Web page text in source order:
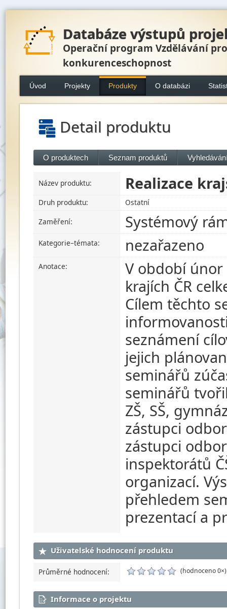
Databáze výstupů
Operační program Vzdělávání pro
konkurenceschopnost
Úvod Projekty Produkty O databázi
Detail produktu
O produktech Seznam produktů
Název produktu: Realizace
Druh produktu:
Ostatní
Zaměření:
Systémový
Kategorie–témata: nezařazeno
Anotace:
V období únor
krajích ČR
Cílem těchto
seznámení
jejich
seminářů
seminářů
ZŠ, SŠ,
zástupci
zástupci
inspektorátů
organizací.
přehledem
prezentací a
Uživatelské hodnocení produktu
Průměrné hodnocení: (hodnoceno 0×)
Informace o projektu